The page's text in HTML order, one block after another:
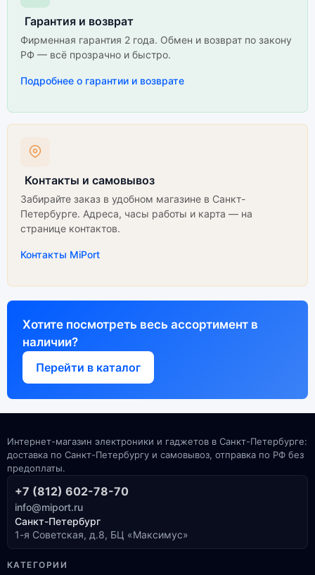
Гарантия и возврат
Фирменная гарантия 2 года. Обмен и возврат по закону
РФ — всё прозрачно и быстро.
Подробнее о гарантии и возврате
Контакты и самовывоз
Забирайте заказ в удобном магазине в Санкт-
Петербурге. Адреса, часы работы и карта — на
странице контактов.
Контакты MiPort
Хотите посмотреть весь ассортимент в
наличии?
Перейти в каталог
Интернет-магазин электроники и гаджетов в Санкт-Петербурге:
доставка по Санкт-Петербургу и самовывоз, отправка по РФ без
предоплаты.
+7 (812) 602-78-70
info@miport.ru
Санкт-Петербург
1-я Советская, д.8, БЦ «Максимус»
КАТЕГОРИИ